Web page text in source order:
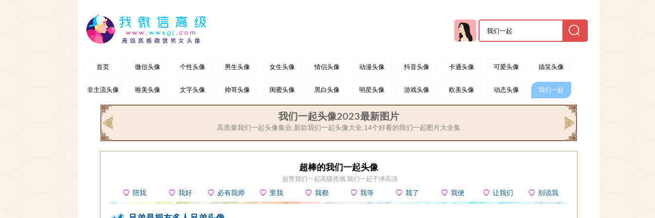
首页 微信头像 个性头像 男生头像 女生头像 情侣头像 动漫头像 抖音头像 卡通头像 可爱头像 搞笑头像
非主流头像 唯美头像 文字头像 帅哥头像 闺蜜头像 黑白头像 明星头像 游戏头像 欧美头像 动态头像 我们一起
美女头像 我们一起头像2023最新图片
高质量我们一起头像集合,新款我们一起头像大全,14个好看的我们一起图片大全集
超棒的我们一起头像
超赞我们一起高级质感 我们一起干净高清
陪我 我好 必有我师 里我 我都 我等 我了 我便 让我们 别说我